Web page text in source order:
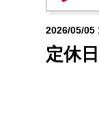
2026/05/05
定休